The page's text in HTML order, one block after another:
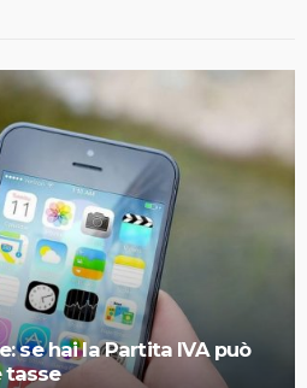
se hai la Partita IVA può
tasse